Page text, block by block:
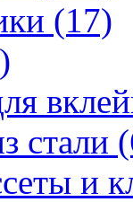
(17)
стали
и